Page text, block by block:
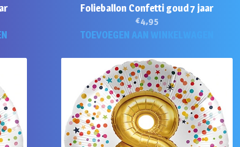
Folieballon Confetti goud 7 jaar
€4,95
TOEVOEGEN AAN WINKELWAGEN